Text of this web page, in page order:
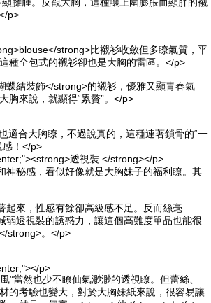
p>
strong>比襯衫收斂但多瞭氣質，平
種全包式的襯衫卻也是大胸的雷區。</p>
蝶結裝飾</strong>的襯衫，優雅又顯青春氣
胸來說，就顯得“累贅”。</p>
適合大胸瞭，不過說真的，這種連著鎖骨的“一
感！</p>
透視裝 </strong></p>
神秘感，看似好像就是大胸妹子的福利瞭。其
起來，性感有餘卻高級感不足。反而絲毫
弱透視裝的誘惑力，讓這個高難度單品也能很
strong>。</p>
p>
”當然也少不瞭仙氣渺渺的透視瞭。但蕾絲、
的考驗也變大，對於大胸妹紙來說，很容易讓